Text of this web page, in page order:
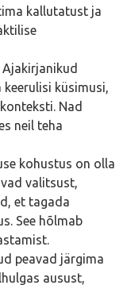
kallutatust ja
küsimusi,
Nad
neil teha
kohustus on olla
valitsust,
et tagada
See hõlmab
peavad järgima
ausust,